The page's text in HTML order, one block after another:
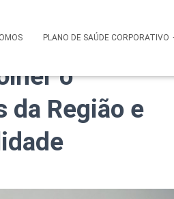
PLANO DE SAÚDE CORPORATIVO
em São
o
da Região e